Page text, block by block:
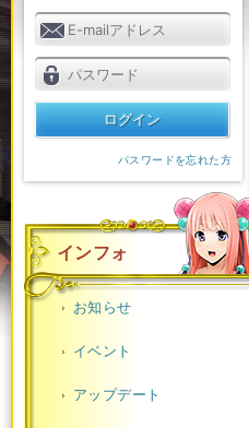
パスワードを忘れた方
インフォ
お知らせ
イベント
アップデート